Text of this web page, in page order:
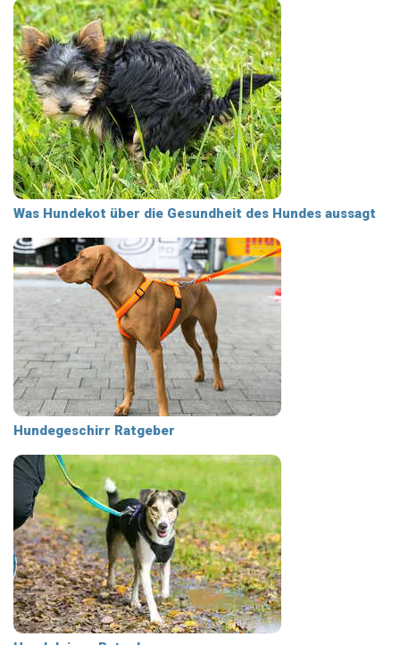
Was Hundekot über die Gesundheit des Hundes aussagt
Hundegeschirr Ratgeber